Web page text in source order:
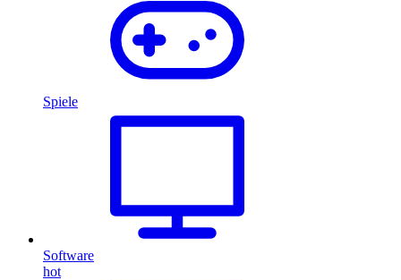
Spiele
Software
hot